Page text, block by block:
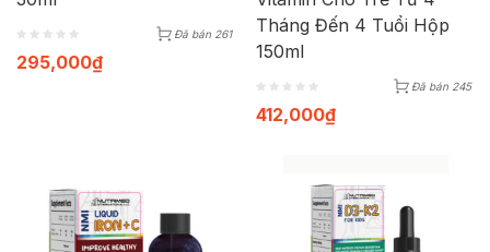
Đã bán 261
295,000₫
Tháng Đến 4 Tuổi Hộp
150ml
Đã bán 245
412,000₫